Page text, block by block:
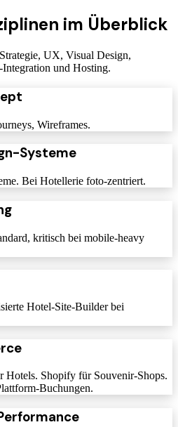
im Überblick
UX, Visual Design,
und Hosting.
Wireframes.
Systeme
Bei Hotellerie foto-zentriert.
kritisch bei mobile-heavy
Hotel-Site-Builder bei
Hotels. Shopify für Souvenir-Shops.
Buchungen.